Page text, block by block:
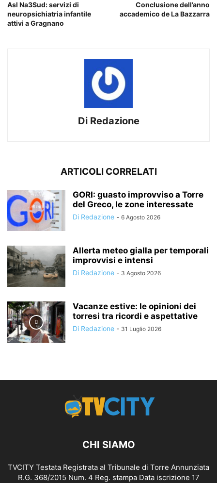
Asl Na3Sud: servizi di
neuropsichiatria infantile
attivi a Gragnano
Conclusione dell’anno
accademico de La Bazzarra
Di Redazione
ARTICOLI CORRELATI
GORI: guasto improvviso a Torre
del Greco, le zone interessate
Di Redazione - 6 Agosto 2026
Allerta meteo gialla per temporali
improvvisi e intensi
Di Redazione - 3 Agosto 2026
Vacanze estive: le opinioni dei
torresi tra ricordi e aspettative
Di Redazione - 31 Luglio 2026
CHI SIAMO
TVCITY Testata Registrata al Tribunale di Torre Annunziata
R.G. 368/2015 Num. 4 Reg. stampa Data iscrizione 17